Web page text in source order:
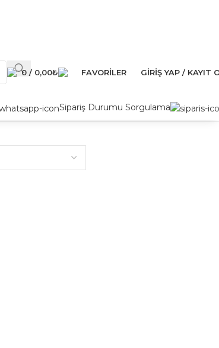
0 / 0,00₺ FAVORILER GIRIŞ YAP / KAYIT
Sipariş Durumu Sorgulama